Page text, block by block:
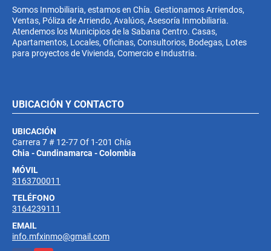
Somos Inmobiliaria, estamos en Chía. Gestionamos Arriendos,
Ventas, Póliza de Arriendo, Avalúos, Asesoría Inmobiliaria.
Atendemos los Municipios de la Sabana Centro. Casas,
Apartamentos, Locales, Oficinas, Consultorios, Bodegas, Lotes
para proyectos de Vivienda, Comercio e Industria.
UBICACIÓN Y CONTACTO
UBICACIÓN
Carrera 7 # 12-77 Of 1-201 Chía
Chia - Cundinamarca - Colombia
MÓVIL
3163700011
TELÉFONO
3164239111
EMAIL
info.mfxinmo@gmail.com